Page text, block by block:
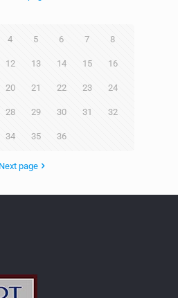
4 5 6 7 8
12 13 14 15 16
20 21 22 23 24
28 29 30 31 32
34 35 36
Next page